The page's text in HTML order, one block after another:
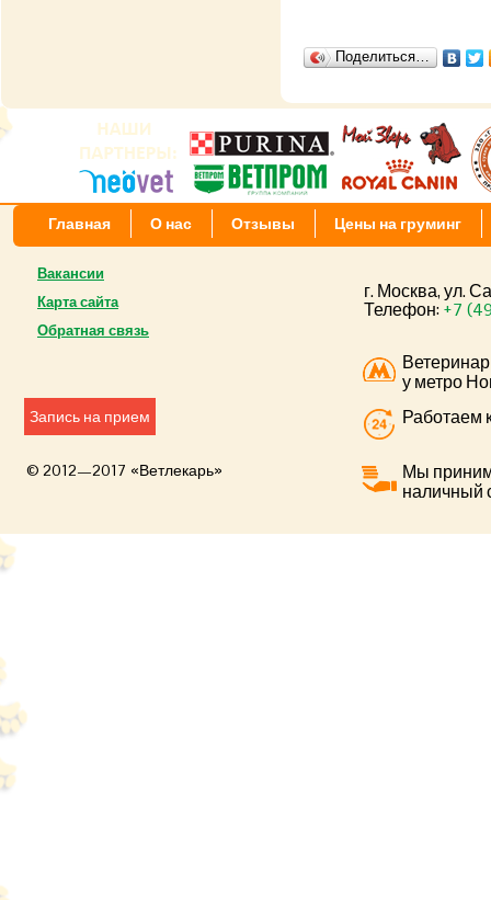
Поделиться…
Главная О нас Отзывы Цены на груминг
Вакансии
Карта сайта
Обратная связь
Запись на прием
© 2012—2017 «Ветлекарь»
г. Москва, ул.
Телефон:+7
у метро
Работаем
Мы
наличный